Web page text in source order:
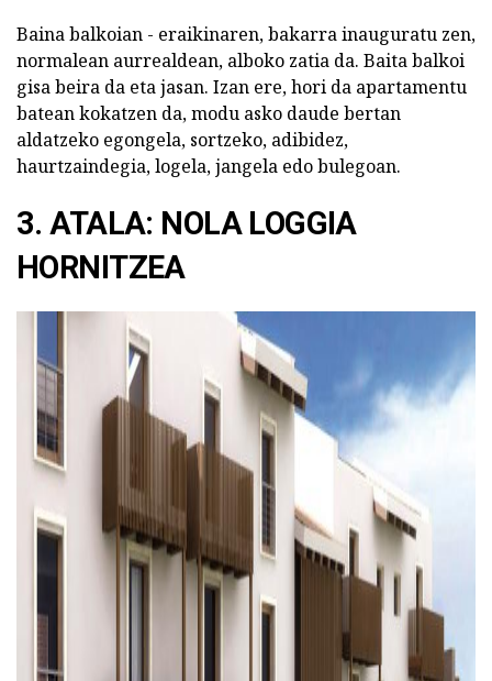
Baina balkoian - eraikinaren, bakarra inauguratu zen,
normalean aurrealdean, alboko zatia da. Baita balkoi
gisa beira da eta jasan. Izan ere, hori da apartamentu
batean kokatzen da, modu asko daude bertan
aldatzeko egongela, sortzeko, adibidez,
haurtzaindegia, logela, jangela edo bulegoan.
3. ATALA: NOLA LOGGIA
HORNITZEA